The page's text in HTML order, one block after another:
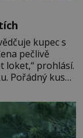
kupec s
pečlivě
loket,“ prohlásí.
Pořádný kus
švadlena
podívejte.“